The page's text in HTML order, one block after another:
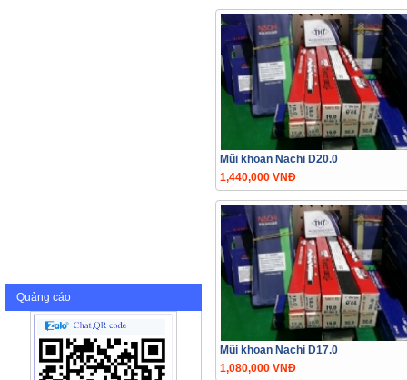
Quảng cáo
Mũi khoan Nachi D20.0
1,440,000 VNĐ
Mũi khoan Nachi D17.0
1,080,000 VNĐ